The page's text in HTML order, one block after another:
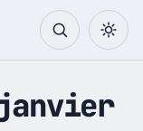
culture